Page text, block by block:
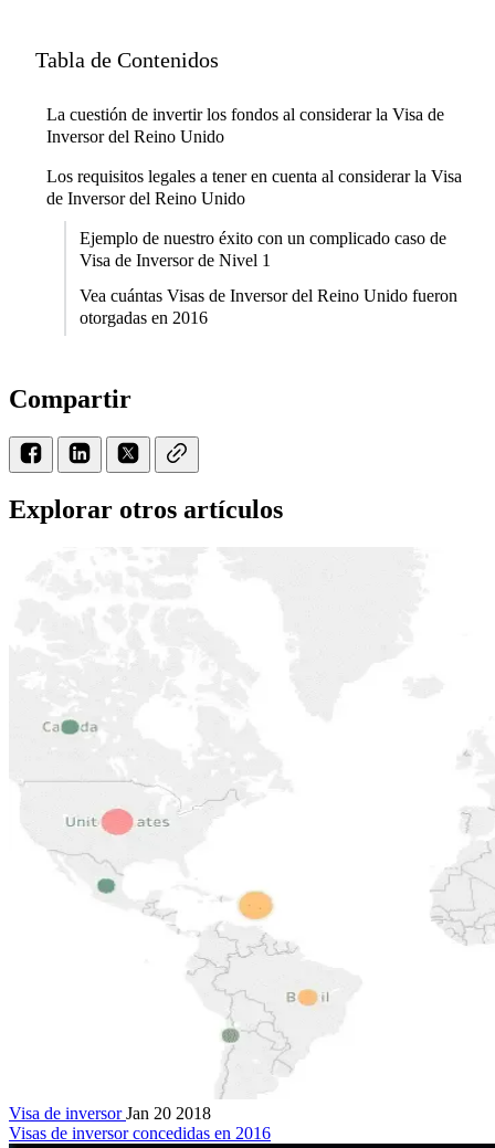
Tabla de Contenidos
La cuestión de invertir los fondos al considerar la Visa de
Inversor del Reino Unido
Los requisitos legales a tener en cuenta al considerar la Visa
de Inversor del Reino Unido
Ejemplo de nuestro éxito con un complicado caso de
Visa de Inversor de Nivel 1
Vea cuántas Visas de Inversor del Reino Unido fueron
otorgadas en 2016
Compartir
Explorar otros artículos
Visa de inversor Jan 20 2018
Visas de inversor concedidas en 2016